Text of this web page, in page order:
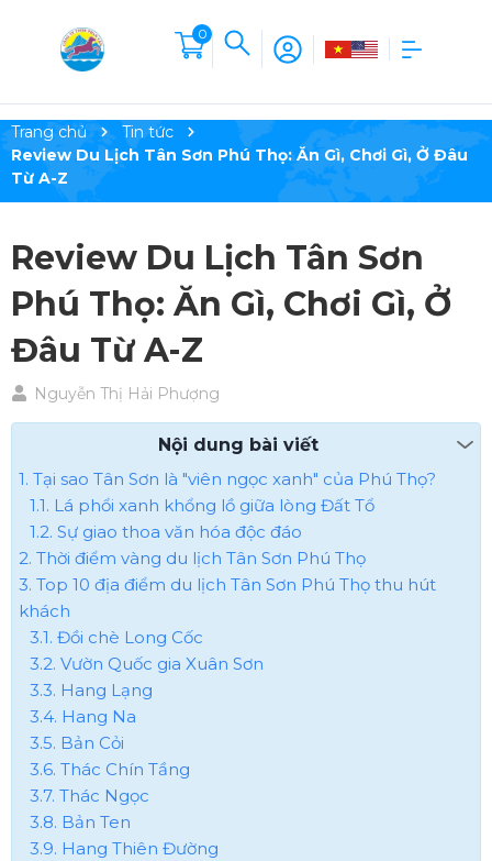
0
Trang chủ
Tin tức
Review Du Lịch Tân Sơn Phú Thọ: Ăn Gì, Chơi Gì, Ở Đâu
Từ A-Z
Review Du Lịch Tân Sơn
Phú Thọ: Ăn Gì, Chơi Gì, Ở
Đâu Từ A-Z
Nguyễn Thị Hải Phượng
Nội dung bài viết
1. Tại sao Tân Sơn là "viên ngọc xanh" của Phú Thọ?
1.1. Lá phổi xanh khổng lồ giữa lòng Đất Tổ
1.2. Sự giao thoa văn hóa độc đáo
2. Thời điểm vàng du lịch Tân Sơn Phú Thọ​
3. Top 10 địa điểm du lịch Tân Sơn Phú Thọ​ thu hút
khách
3.1. Đồi chè Long Cốc
3.2. Vườn Quốc gia Xuân Sơn
3.3. Hang Lạng
3.4. Hang Na
3.5. Bản Cỏi
3.6. Thác Chín Tầng
3.7. Thác Ngọc
3.8. Bản Ten
3.9. Hang Thiên Đường